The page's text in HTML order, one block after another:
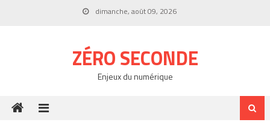
dimanche, août 09, 2026
ZÉRO SECONDE
Enjeux du numérique